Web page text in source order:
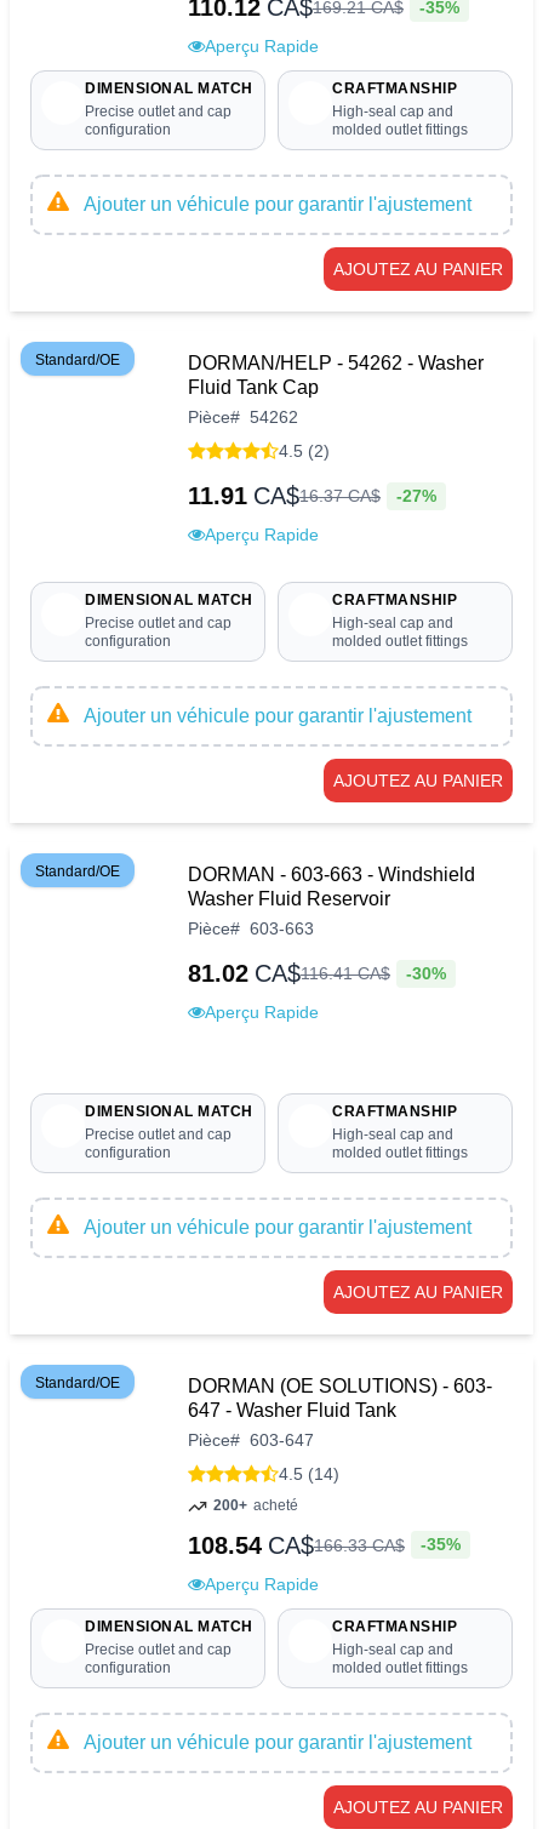
110.12 CA$169.21CA$ -35%
Aperçu Rapide
DIMENSIONAL MATCH
Precise outlet and cap
configuration
CRAFTMANSHIP
High-seal cap and
molded outlet fittings
Ajouter un véhicule pour garantir l'ajustement
AJOUTEZ AU PANIER
Standard/OE
DORMAN/HELP - 54262 - Washer
Fluid Tank Cap
Pièce# 54262
4.5 (2)
11.91 CA$16.37CA$ -27%
Aperçu Rapide
DIMENSIONAL MATCH
Precise outlet and cap
configuration
CRAFTMANSHIP
High-seal cap and
molded outlet fittings
Ajouter un véhicule pour garantir l'ajustement
AJOUTEZ AU PANIER
Standard/OE
DORMAN - 603-663 - Windshield
Washer Fluid Reservoir
Pièce# 603-663
81.02 CA$116.41CA$ -30%
Aperçu Rapide
DIMENSIONAL MATCH
Precise outlet and cap
configuration
CRAFTMANSHIP
High-seal cap and
molded outlet fittings
Ajouter un véhicule pour garantir l'ajustement
AJOUTEZ AU PANIER
Standard/OE
DORMAN (OE SOLUTIONS) - 603-
647 - Washer Fluid Tank
Pièce# 603-647
4.5 (14)
200+ acheté
108.54 CA$166.33CA$ -35%
Aperçu Rapide
DIMENSIONAL MATCH
Precise outlet and cap
configuration
CRAFTMANSHIP
High-seal cap and
molded outlet fittings
Ajouter un véhicule pour garantir l'ajustement
AJOUTEZ AU PANIER